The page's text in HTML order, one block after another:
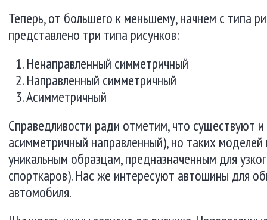
Теперь, от большего к меньшему, начнем с типа
представлено три типа рисунков:
Ненаправленный симметричный
Направленный симметричный
Асимметричный
Справедливости ради отметим, что существуют
асимметричный направленный), но таких
уникальным образцам, предназначенным для
спорткаров). Нас же интересуют автошины для
автомобиля.